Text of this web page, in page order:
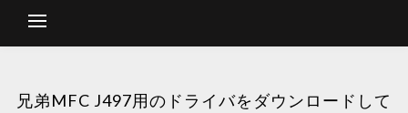
兄弟MFC J497用のドライバをダウンロードして